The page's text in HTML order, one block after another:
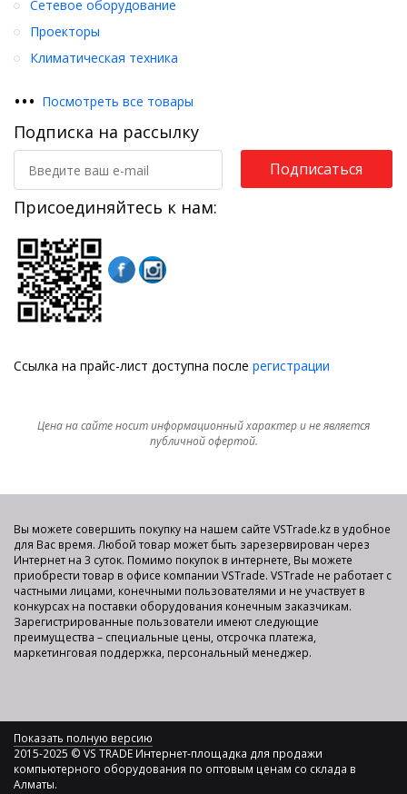
Сетевое оборудование
Проекторы
Климатическая техника
••• Посмотреть все товары
Подписка на рассылку
Подписаться
Присоединяйтесь к нам:
Ссылка на прайс-лист доступна после регистрации
Цена на сайте носит информационный характер и не является
публичной офертой.
Вы можете совершить покупку на нашем сайте VSTrade.kz в удобное
для Вас время. Любой товар может быть зарезервирован через
Интернет на 3 суток. Помимо покупок в интернете, Вы можете
приобрести товар в офисе компании VSTrade. VSTrade не работает с
частными лицами, конечными пользователями и не участвует в
конкурсах на поставки оборудования конечным заказчикам.
Зарегистрированные пользователи имеют следующие
преимущества – специальные цены, отсрочка платежа,
маркетинговая поддержка, персональный менеджер.
Показать полную версию
2015-2025 © VS TRADE Интернет-площадка для продажи
компьютерного оборудования по оптовым ценам со склада в
Алматы.